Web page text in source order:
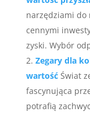
narzędziami do
cennymi
zyski. Wybór
Zegary dla
wartość Świat
fascynująca
potrafią